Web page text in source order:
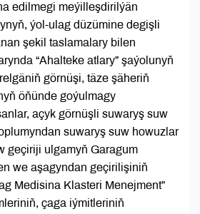
edilmegi meýilleşdirilýän
ýol-ulag düzümine degişli
şekil taslamalary bilen
“Ahalteke atlary” şaýolunyň
görnüşi, täze şäheriň
öňünde goýulmagy
açyk görnüşli suwaryş suw
suwaryş suw howuzlar
geçiriji ulgamyň Garagum
we aşagyndan geçirilişiniň
Medisina Klasteri Menejment”
çaga iýmitleriniň